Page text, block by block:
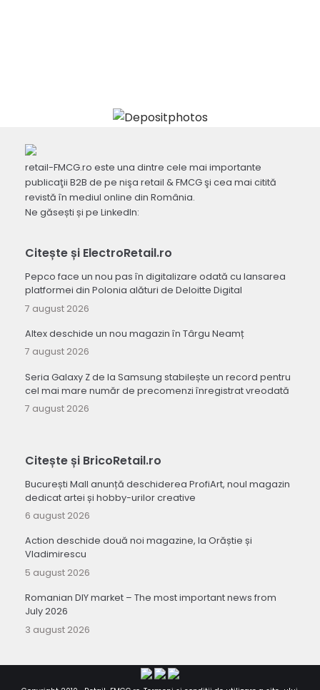
retail-FMCG.ro este una dintre cele mai importante
publicaţii B2B de pe nişa retail & FMCG şi cea mai citită
revistă în mediul online din România.
Ne găsești și pe LinkedIn:
Citește și ElectroRetail.ro
Pepco face un nou pas în digitalizare odată cu lansarea
platformei din Polonia alături de Deloitte Digital
7 august 2026
Altex deschide un nou magazin în Târgu Neamț
7 august 2026
Seria Galaxy Z de la Samsung stabilește un record pentru
cel mai mare număr de precomenzi înregistrat vreodată
7 august 2026
Citește și BricoRetail.ro
București Mall anunță deschiderea ProfiArt, noul magazin
dedicat artei și hobby-urilor creative
6 august 2026
Action deschide două noi magazine, la Orăștie și
Vladimirescu
5 august 2026
Romanian DIY market – The most important news from
July 2026
3 august 2026